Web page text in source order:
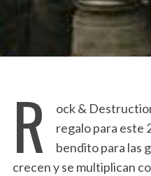
R
ock &
regalo para este
bendito para las
crecen y se multiplican